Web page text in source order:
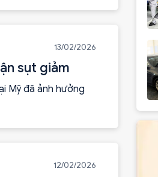
13/02/2026
sụt giảm
Mỹ đã ảnh hưởng
12/02/2026